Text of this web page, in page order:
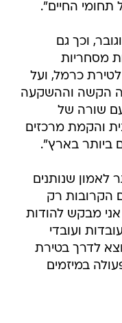
תחומי החיים".
וכך גם
מסחריות
לטירת כרמל, ועל
הקשה וההשקעה
עם שורה של
והקמת מרכזים
ביותר בארץ".
לאמון שנותנים
הקרובות רק
מבקש להודות
ועובדי
לדרך בטירת
במיזמים